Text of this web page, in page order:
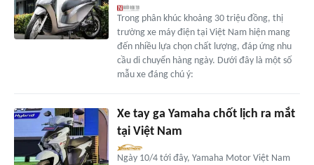
Trong phân khúc khoảng 30 triệu đồng, thị
trường xe máy điện tại Việt Nam hiện mang
đến nhiều lựa chọn chất lượng, đáp ứng nhu
cầu di chuyển hàng ngày. Dưới đây là một số
mẫu xe đáng chú ý:
Xe tay ga Yamaha chốt lịch ra mắt
tại Việt Nam
Ngày 10/4 tới đây, Yamaha Motor Việt Nam